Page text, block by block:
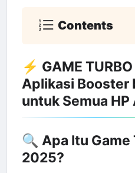
Contents
⚡ GAME
Aplikasi Booster
untuk Semua
🔍 Apa Itu Game
2025?